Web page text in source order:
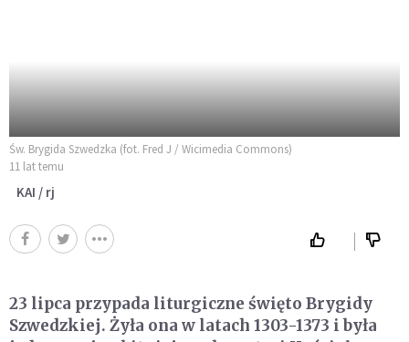
Św. Brygida Szwedzka (fot. Fred J / Wicimedia Commons)
11 lat temu
KAI / rj
23 lipca przypada liturgiczne święto Brygidy
Szwedzkiej. Żyła ona w latach 1303-1373 i była